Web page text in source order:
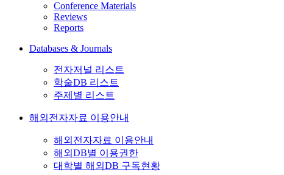
Conference Materials
Reviews
Reports
Databases & Journals
전자저널 리스트
학술DB 리스트
주제별 리스트
해외전자자료 이용안내
해외전자자료 이용안내
해외DB별 이용권한
대학별 해외DB 구독현황